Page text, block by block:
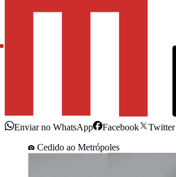
Enviar no WhatsApp Facebook
Twitter
Cedido ao Metrópoles